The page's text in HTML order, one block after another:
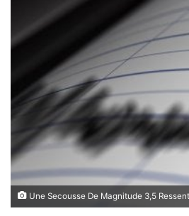
Une Secousse De Magnitude 3,5